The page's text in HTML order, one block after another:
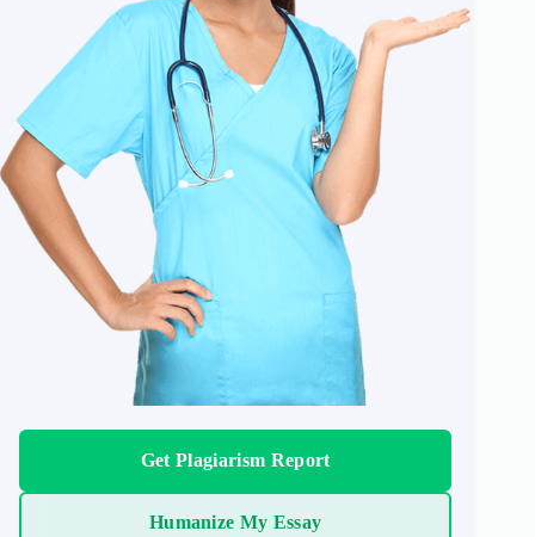
Get Plagiarism Report
Humanize My Essay